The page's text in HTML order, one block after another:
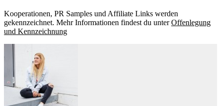
Kooperationen, PR Samples und Affiliate Links werden
gekennzeichnet. Mehr Informationen findest du unterOffenlegung
und Kennzeichnung